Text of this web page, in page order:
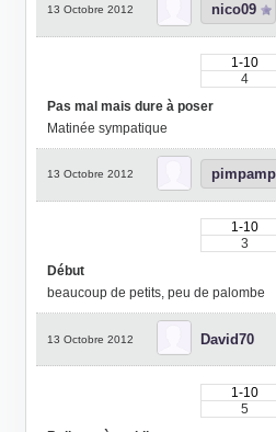
13 Octobre 2012 nico09
1-10
4
Pas mal mais dure à poser
Matinée sympatique
13 Octobre 2012
1-10
3
Début
beaucoup de petits, peu de palombe
13 Octobre 2012 David70
1-10
5